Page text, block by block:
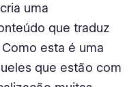
uma
que traduz
esta é uma
que estão com